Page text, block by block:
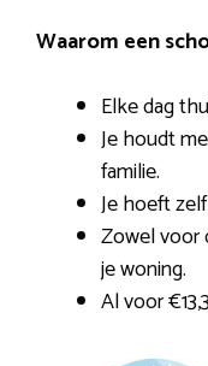
Waarom een
Elke dag
Je houdt
familie.
Je hoeft
Zowel voor
je woning.
Al voor